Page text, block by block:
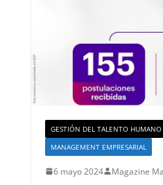
GESTIÓN DEL TALENTO HUMANO
MANAGEMENT EMPRESARIAL
6 mayo 2024 Magazine